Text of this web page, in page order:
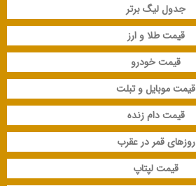
جدول لیگ برتر
قیمت طلا و ارز
قیمت خودرو
قیمت موبایل و تبلت
قیمت دام زنده
روزهای قمر در عقرب
قیمت لپتاپ